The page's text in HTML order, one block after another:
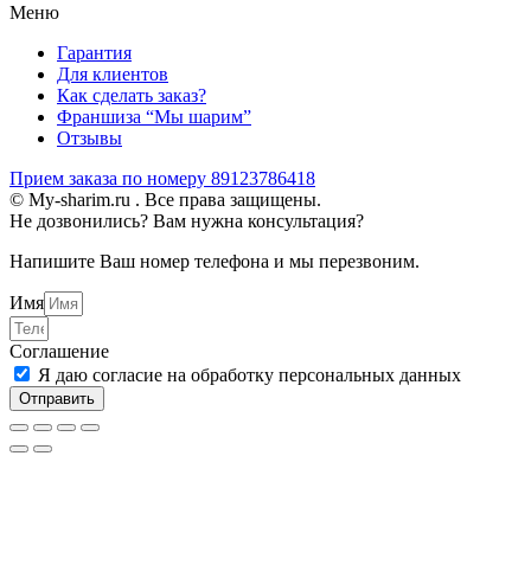
Меню
Гарантия
Для клиентов
Как сделать заказ?
Франшиза “Мы шарим”
Отзывы
Прием заказа по номеру 89123786418
© My-sharim.ru . Все права защищены.
Не дозвонились? Вам нужна консультация?
Напишите Ваш номер телефона и мы перезвоним.
Имя
Соглашение
Я даю согласие на обработку персональных данных
Отправить